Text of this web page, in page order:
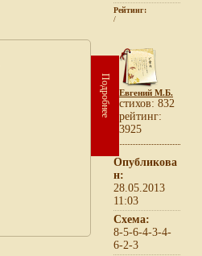
Рейтинг:
/
Подробнее Евгений М.Б.
cтихов: 832
рейтинг:
3925
Опубликова
н:
28.05.2013
11:03
Схема:
8-5-6-4-3-4-
6-2-3